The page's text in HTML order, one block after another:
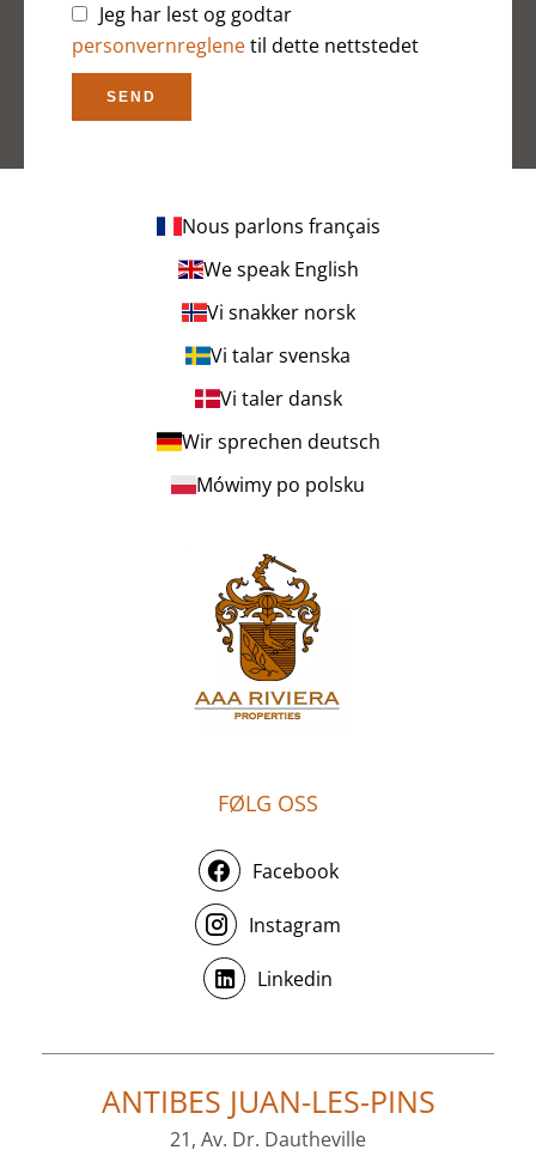
Jeg har lest og godtar
personvernreglenetil dette nettstedet
SEND
Nous parlons français
We speak English
Vi snakker norsk
Vi talar svenska
Vi taler dansk
Wir sprechen deutsch
Mówimy po polsku
FØLG OSS
Facebook
Instagram
Linkedin
ANTIBES JUAN-LES-PINS
21, Av. Dr. Dautheville